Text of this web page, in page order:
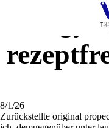
Priligy
8/1/26
Zurückstellte original